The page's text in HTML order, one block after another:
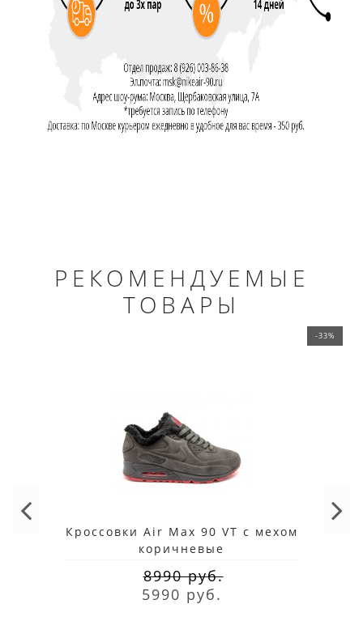
РЕКОМЕНДУЕМЫЕ
ТОВАРЫ
-33%
Кроссовки Air Max 90 VT с мехом
коричневые
8990 руб.
5990 руб.